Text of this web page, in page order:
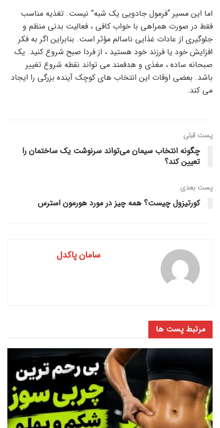
اما این مسیر “فرمول جادویی یک شبه” نیست. تغذیه مناسب
فقط در صورت همراهی با خواب کافی ، فعالیت بدنی منظم و
جلوگیری از عادات غذایی ناسالم مؤثر است. بنابراین اگر به فکر
افزایش خود یا فرزند خود هستید ، از فردا صبح شروع کنید. یک
صبحانه ساده ، مغذی و هدفمند می تواند نقطه شروع تغییر
باشد. بعضی اوقات این انتخاب های کوچک آینده بزرگی را ایجاد
می کند.
پست قبلی
چگونه انتخاب سیمان می‌تواند سرنوشت یک ساختمان را
تعیین کند؟
پست‌ بعدی
کورتیزول چیست؟ همه چیز در مورد هورمون استرس
سامان پاکدل
مرتبط پست ها